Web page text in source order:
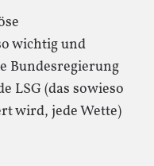
wichtig und
Bundesregierung
LSG (das sowieso
wird, jede Wette)